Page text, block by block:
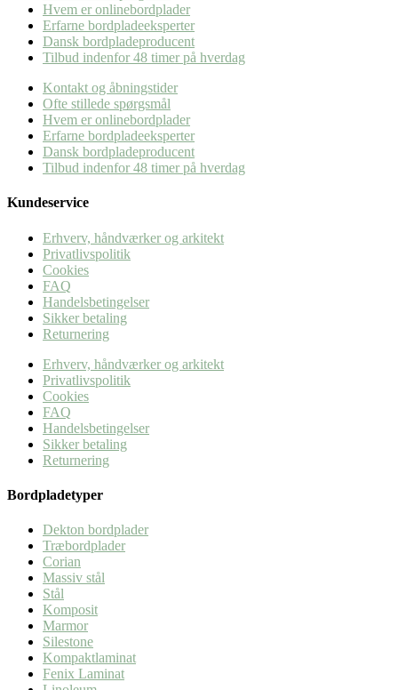
Hvem er onlinebordplader
Erfarne bordpladeeksperter
Dansk bordpladeproducent
Tilbud indenfor 48 timer på hverdag
Kontakt og åbningstider
Ofte stillede spørgsmål
Hvem er onlinebordplader
Erfarne bordpladeeksperter
Dansk bordpladeproducent
Tilbud indenfor 48 timer på hverdag
Kundeservice
Erhverv, håndværker og arkitekt
Privatlivspolitik
Cookies
FAQ
Handelsbetingelser
Sikker betaling
Returnering
Erhverv, håndværker og arkitekt
Privatlivspolitik
Cookies
FAQ
Handelsbetingelser
Sikker betaling
Returnering
Bordpladetyper
Dekton bordplader
Træbordplader
Corian
Massiv stål
Stål
Komposit
Marmor
Silestone
Kompaktlaminat
Fenix Laminat